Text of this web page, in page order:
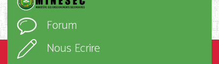
l’ordre
d’enseignement,
Forum
Nous Ecrire